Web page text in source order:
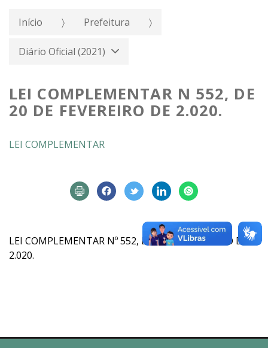
Início Prefeitura
Diário Oficial (2021)
LEI COMPLEMENTAR N 552, DE
20 DE FEVEREIRO DE 2.020.
LEI COMPLEMENTAR
LEI COMPLEMENTAR Nº 552, DE 20 DE FEVEREIRO DE
2.020.